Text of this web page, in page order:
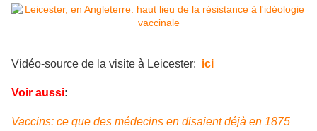
Vidéo-source de la visite à Leicester: ici
Voir aussi:
Vaccins: ce que des médecins en disaient déjà en 1875